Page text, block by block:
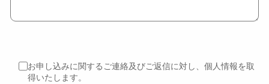
お申し込みに関するご連絡及びご返信に対し、個人情報を取
得いたします。